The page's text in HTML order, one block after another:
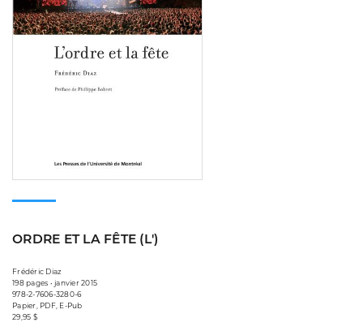
ORDRE ET LA FÊTE (L')
Frédéric Diaz
198 pages • janvier 2015
978-2-7606-3280-6
Papier, PDF, E-Pub
29,95 $